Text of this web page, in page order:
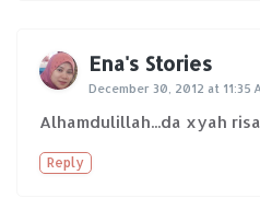
Ena's Stories
December 30, 2012 at 11:35
Alhamdulillah...da xyah
Reply